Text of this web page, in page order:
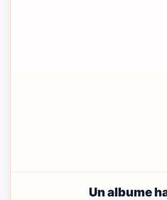
Un albume